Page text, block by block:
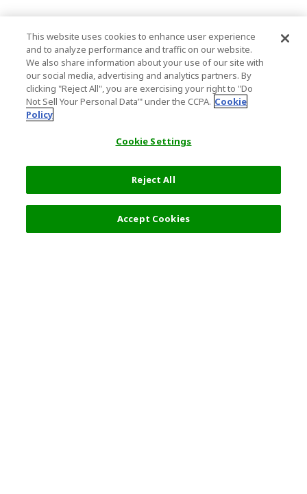
This website uses cookies to enhance user experience
and to analyze performance and traffic on our website.
We also share information about your use of our site with
our social media, advertising and analytics partners. By
clicking "Reject All", you are exercising your right to "Do
Not Sell Your Personal Data’" under the CCPA. Cookie
Policy
Cookie Settings
Reject All
Accept Cookies